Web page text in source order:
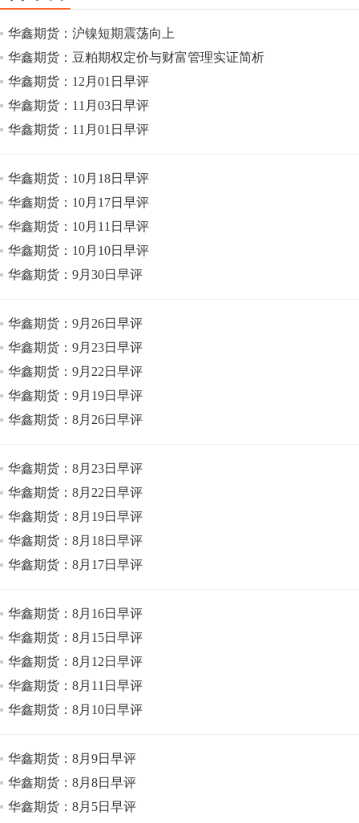
华鑫期货：沪镍短期震荡向上
华鑫期货：豆粕期权定价与财富管理实证简析
华鑫期货：12月01日早评
华鑫期货：11月03日早评
华鑫期货：11月01日早评
华鑫期货：10月18日早评
华鑫期货：10月17日早评
华鑫期货：10月11日早评
华鑫期货：10月10日早评
华鑫期货：9月30日早评
华鑫期货：9月26日早评
华鑫期货：9月23日早评
华鑫期货：9月22日早评
华鑫期货：9月19日早评
华鑫期货：8月26日早评
华鑫期货：8月23日早评
华鑫期货：8月22日早评
华鑫期货：8月19日早评
华鑫期货：8月18日早评
华鑫期货：8月17日早评
华鑫期货：8月16日早评
华鑫期货：8月15日早评
华鑫期货：8月12日早评
华鑫期货：8月11日早评
华鑫期货：8月10日早评
华鑫期货：8月9日早评
华鑫期货：8月8日早评
华鑫期货：8月5日早评